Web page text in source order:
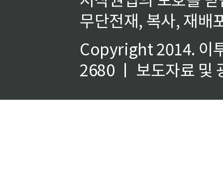
무단전재, 복사, 재배
Copyright 2014. 이
2680 ㅣ 보도자료